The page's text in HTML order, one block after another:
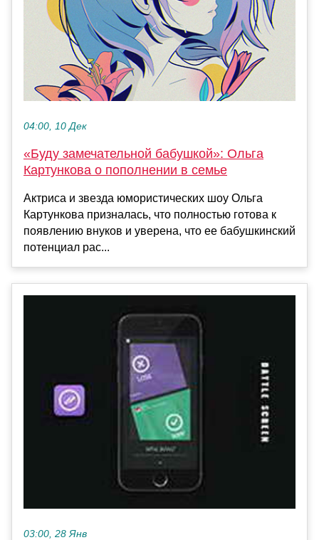
04:00, 10 Дек
«Буду замечательной бабушкой»: Ольга
Картункова о пополнении в семье
Актриса и звезда юмористических шоу Ольга
Картункова призналась, что полностью готова к
появлению внуков и уверена, что ее бабушкинский
потенциал рас...
03:00, 28 Янв